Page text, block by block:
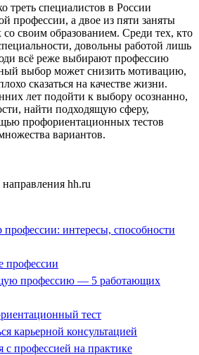
треть специалистов в России
профессии, а двое из пяти заняты
со своим образованием. Среди тех, кто
довольны работой лишь
всё реже выбирают профессию
выбор может снизить мотивацию,
сказаться на качестве жизни.
лет подойти к выбору осознанно,
найти подходящую сферу,
профориентационных тестов
вариантов.
hh.ru
интересы, способности
профессию — 5 работающих
тест
консультацией
на практике